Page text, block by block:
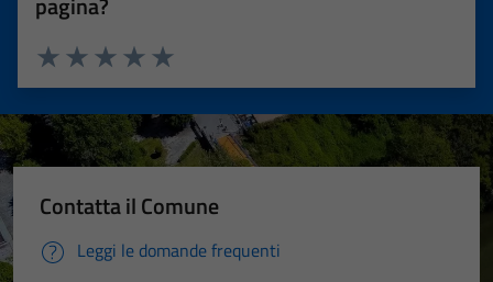
Valuta 5 stelle su 5
Valuta 4 stelle su 5
Valuta 3 stelle su 5
Valuta 2 stelle su 5
Valuta 1 stelle su 5
Contatta il Comune
Leggi le domande frequenti